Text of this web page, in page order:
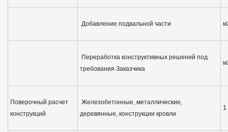
Добавление подвальной части
Переработка конструктивных решений под
требования Заказчика
Поверочный расчет
конструкций
Железобетонные, металлические,
деревянные, конструкции кровли
1